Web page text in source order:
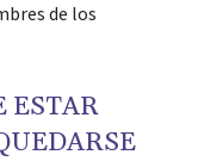
de los
ESTAR